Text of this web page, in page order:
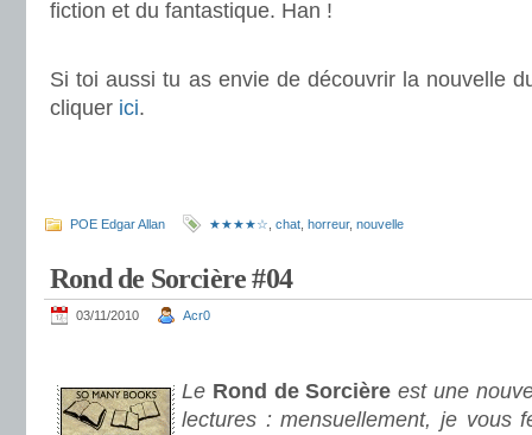
fiction et du fantastique. Han !
Si toi aussi tu as envie de découvrir la nouvelle
cliquer ici.
POE Edgar Allan ★★★★☆ chat horreur, nouvelle
Rond de Sorcière #04
03/11/2010 Acr0
Le Rond de Sorcière est une
lectures : mensuellement, je vous